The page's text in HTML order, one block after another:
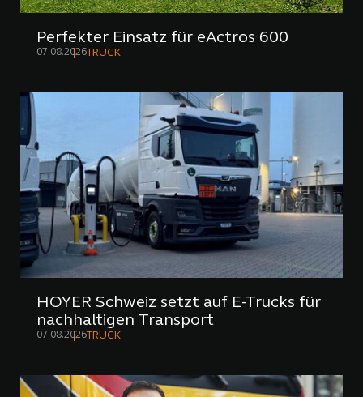
Perfekter Einsatz für eActros 600
07.08.2026 TRUCK
HOYER Schweiz setzt auf E-Trucks für
nachhaltigen Transport
07.08.2026 TRUCK